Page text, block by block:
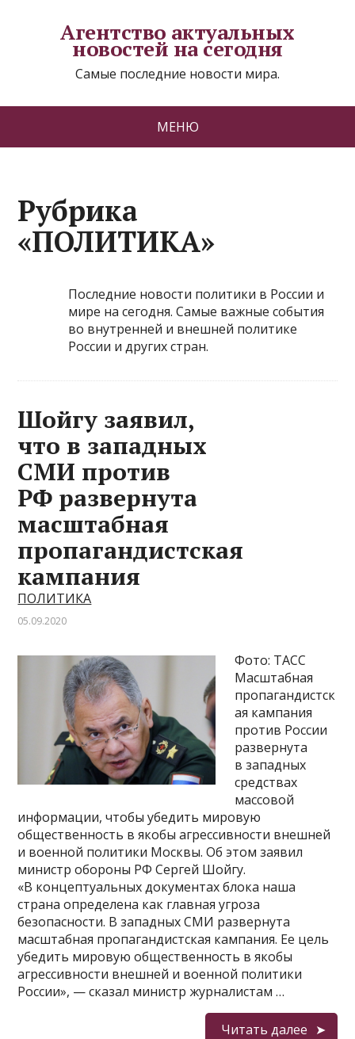
Агентство актуальных
новостей на сегодня
Самые последние новости мира.
МЕНЮ
Рубрика
«ПОЛИТИКА»
Последние новости политики в России и
мире на сегодня. Самые важные события
во внутренней и внешней политике
России и других стран.
Шойгу заявил,
что в западных
СМИ против
РФ развернута
масштабная
пропагандистская
кампания
ПОЛИТИКА
05.09.2020
Фото: ТАСС
Масштабная
пропагандистск
ая кампания
против России
развернута
в западных
средствах
массовой
информации, чтобы убедить мировую
общественность в якобы агрессивности внешней
и военной политики Москвы. Об этом заявил
министр обороны РФ Сергей Шойгу.
«В концептуальных документах блока наша
страна определена как главная угроза
безопасности. В западных СМИ развернута
масштабная пропагандистская кампания. Ее цель
убедить мировую общественность в якобы
агрессивности внешней и военной политики
России», — сказал министр журналистам …
Читать далее